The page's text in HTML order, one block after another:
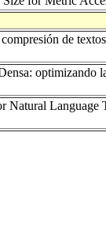
de
optimizando
Language